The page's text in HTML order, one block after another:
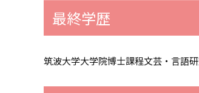
最終学歴
筑波大学大学院博士課程文芸・言語